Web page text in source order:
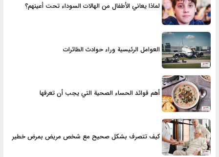
لماذا يعاني الأطفال من الهالات السوداء تحت أعينهم؟
العوامل الرئيسية وراء حوادث الطائرات
أهم فوائد الحساء الصحية التي يجب أن تعرفها
كيف تتصرف بشكل صحيح مع شخص مريض بمرض خطير